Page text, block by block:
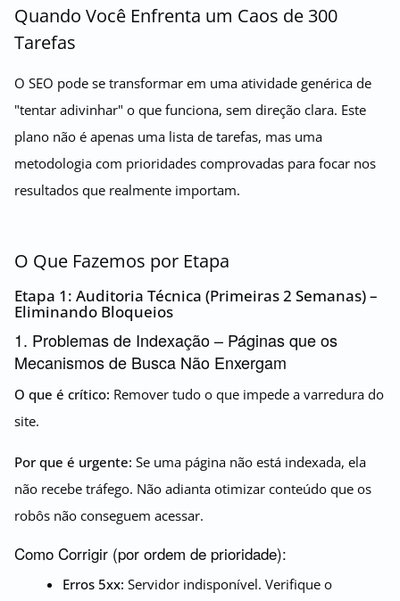
Quando Você Enfrenta um Caos de 300
Tarefas
O SEO pode se transformar em uma atividade genérica de
"tentar adivinhar" o que funciona, sem direção clara. Este
plano não é apenas uma lista de tarefas, mas uma
metodologia com prioridades comprovadas para focar nos
resultados que realmente importam.
O Que Fazemos por Etapa
Etapa 1: Auditoria Técnica (Primeiras 2 Semanas) –
Eliminando Bloqueios
1. Problemas de Indexação – Páginas que os
Mecanismos de Busca Não Enxergam
O que é crítico: Remover tudo o que impede a varredura do
site.
Por que é urgente: Se uma página não está indexada, ela
não recebe tráfego. Não adianta otimizar conteúdo que os
robôs não conseguem acessar.
Como Corrigir (por ordem de prioridade):
Erros 5xx: Servidor indisponível. Verifique o